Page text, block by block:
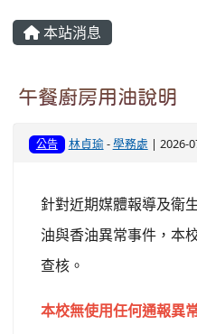
主內容區域
本站消息
午餐廚房用油說明
公告 林貞瑜-學務處 | 2026-
針對近期媒體報導及衛
油與香油異常事件，本
查核。
本校無使用任何通報異